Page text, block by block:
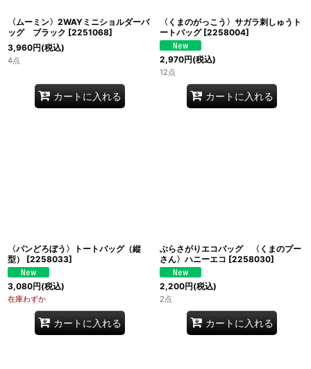
〈ムーミン〉2WAYミニショルダーバ
ッグ ブラック [2251068]
3,960円(税込)
4点
カートに入れる
〈くまのがっこう〉サガラ刺しゅうト
ートバッグ [2258004]
2,970円(税込)
12点
カートに入れる
〈パンどろぼう〉トートバッグ（縦
型）
[2258033]
3,080円(税込)
在庫わずか
カートに入れる
ぶらさがりエコバッグ 〈くまのプー
さん〉ハニーエコ [2258030]
2,200円(税込)
2点
カートに入れる